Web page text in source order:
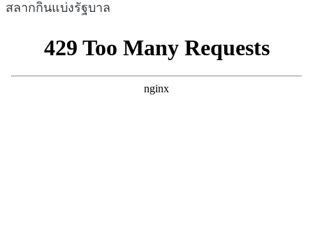
สลากกินแบ่งรัฐบาล